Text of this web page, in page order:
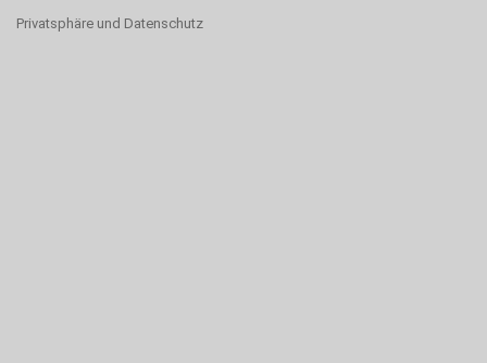
Privatsphäre und Datenschutz